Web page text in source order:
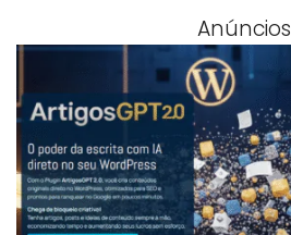
Anúncios